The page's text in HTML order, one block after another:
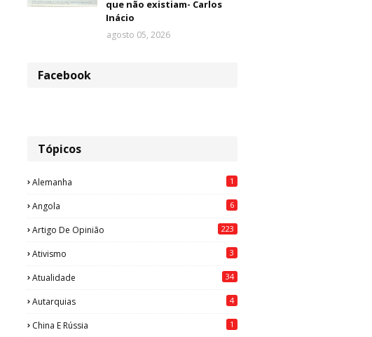
que não existiam- Carlos
Inácio
agosto 05, 2026
Facebook
Tópicos
Alemanha 1
Angola 6
Artigo De Opinião 223
Ativismo 3
Atualidade 34
Autarquias 4
China E Rússia 1